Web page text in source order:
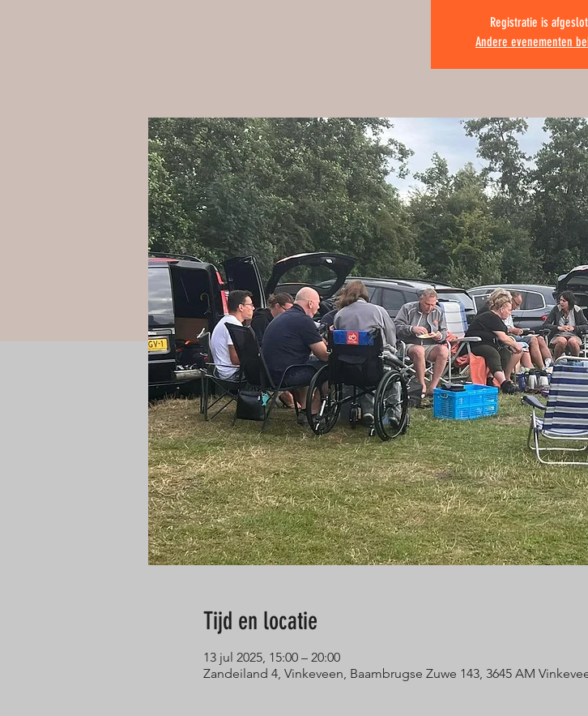
Registratie is
Andere evenementen
Tijd en locatie
13 jul 2025, 15:00 – 20:00
Zandeiland 4, Vinkeveen, Baambrugse Zuwe 143, 3645 AM